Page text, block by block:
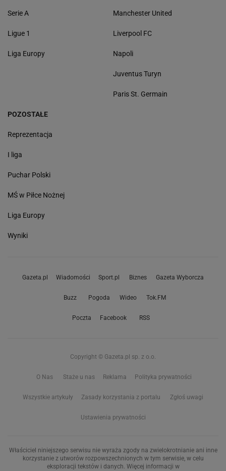
Serie A
Ligue 1
Liga Europy
Manchester United
Liverpool FC
Napoli
Juventus Turyn
Paris St. Germain
POZOSTAŁE
Reprezentacja
I liga
Puchar Polski
MŚ w Piłce Nożnej
Liga Europy
Wyniki
Gazeta.pl Wiadomości Sport.pl Biznes Gazeta Wyborcza
Buzz Pogoda Wideo Tok.FM
Poczta Facebook RSS
Copyright © Gazeta.pl sp. z o.o.
O Nas Staże u nas Reklama Polityka prywatności
Wszystkie artykuły Zasady korzystania z portalu Zgłoś uwagi
Ustawienia prywatności
Właściciel niniejszego serwisu nie wyraża zgody na zwielokrotnianie ani inne
korzystanie z utworów rozpowszechnionych w tym serwisie, w celu
eksploracji tekstów i danych. Więcej informacji w